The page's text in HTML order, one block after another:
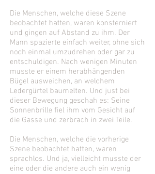
Die Menschen, welche diese Szene
beobachtet hatten, waren konsterniert
und gingen auf Abstand zu ihm. Der
Mann spazierte einfach weiter, ohne sich
noch einmal umzudrehen oder gar zu
entschuldigen. Nach wenigen Minuten
musste er einem herabhängenden
Bügel ausweichen, an welchem
Ledergürtel baumelten. Und just bei
dieser Bewegung geschah es: Seine
Sonnenbrille fiel ihm vom Gesicht auf
die Gasse und zerbrach in zwei Teile.
Die Menschen, welche die vorherige
Szene beobachtet hatten, waren
sprachlos. Und ja, vielleicht musste der
eine oder die andere auch ein wenig